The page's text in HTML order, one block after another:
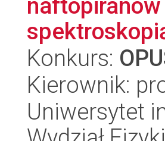
Konkurs:
Kierownik:
Uniwersytet